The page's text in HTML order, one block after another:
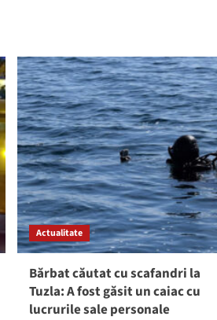
Actualitate
Bărbat căutat cu scafandri la
Tuzla: A fost găsit un caiac cu
lucrurile sale personale